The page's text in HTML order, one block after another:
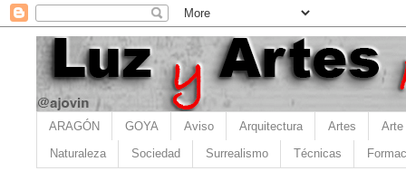
ARAGÓN GOYA Aviso Arquitectura Artes Arte
Naturaleza Sociedad Surrealismo Técnicas